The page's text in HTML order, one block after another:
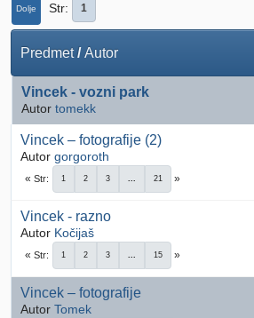
Dolje Str 1
Predmet/Autor
Vincek - vozni park
Autor tomekk
Vincek – fotografije (2)
Autor gorgoroth
Str 1 2 3 ... 21
Vincek - razno
Autor Kočijaš
Str 1 2 3 ... 15
Vincek – fotografije
Autor Tomek